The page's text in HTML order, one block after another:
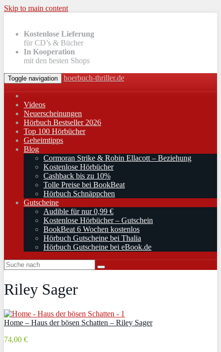
Skip to main content
Kostenlose Lieferung
für CD’s & Bücher
In Kooperation
mit den besten Shops
Toggle navigation hoerbuch-thriller.de
Videos
Neuerscheinungen
Hörbuch Bestseller 2026
Top 100 Hörbücher
Geheimtipps
Blog
Cormoran Strike & Robin Ellacott – Beziehung
Kostenlose Hörbücher
Cashback bis zu 10%
Tolle Preise bei BookBeat
Hörbuch Schnäppchen
Gutscheine
Audible für nur 0,99 €
Kostenlose Hörbücher – Gutschein
BookBeat 6 Wochen kostenlos
Hörbuch Gutscheine bei Thalia
Hörbuch Gutscheine bei eBook.de
Riley Sager
Home – Haus der bösen Schatten – Riley Sager
74,00 €